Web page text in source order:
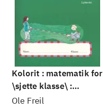
Kolorit : matematik for
\sjette klasse\ :
grundbog -- Grøn
Ole Freil